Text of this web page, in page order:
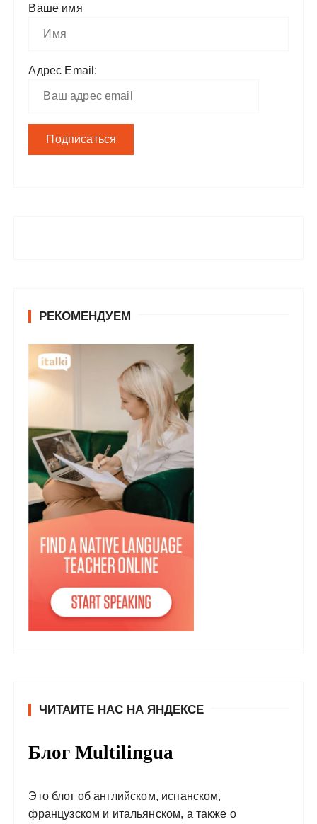
Ваше имя
Адрес Email:
РЕКОМЕНДУЕМ
ЧИТАЙТЕ НАС НА ЯНДЕКСЕ
Блог Multilingua
Это блог об английском, испанском,
французском и итальянском, а также о